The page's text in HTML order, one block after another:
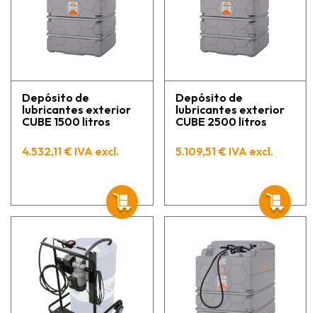
Depósito de
lubricantes exterior
CUBE 1500 litros
4.532,11 € IVA excl.
Depósito de
lubricantes exterior
CUBE 2500 litros
5.109,51 € IVA excl.